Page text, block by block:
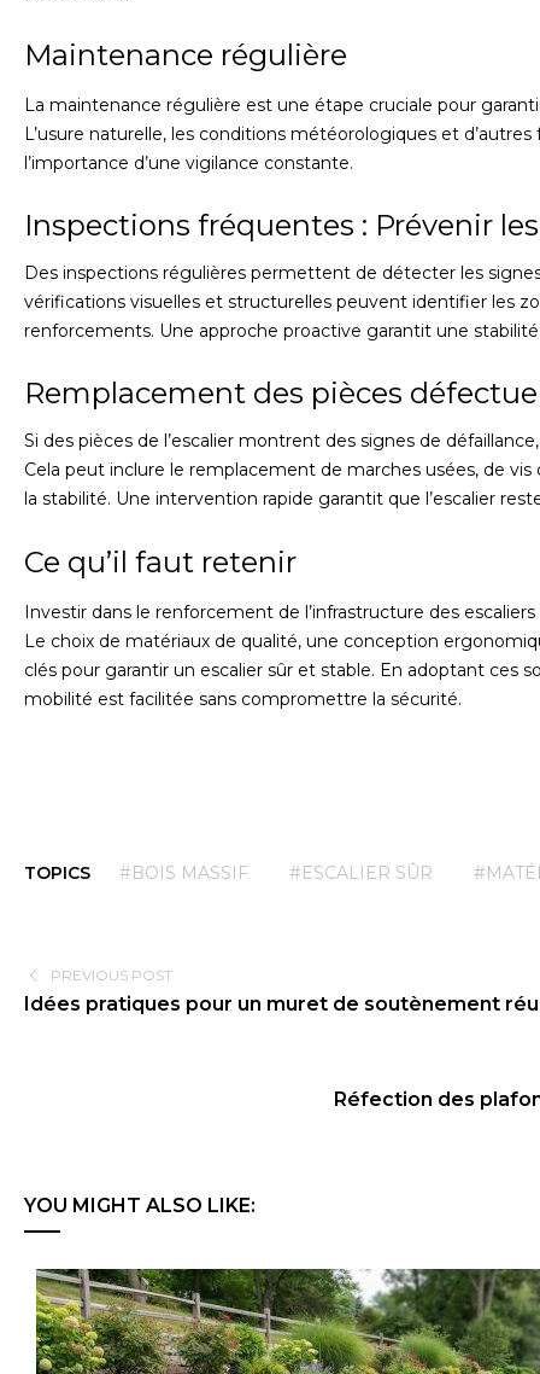
Maintenance régulière
La maintenance régulière est une étape cruciale pour
L’usure naturelle, les conditions météorologiques et
l’importance d’une vigilance constante.
Inspections fréquentes : Prévenir
Des inspections régulières permettent de détecter les
vérifications visuelles et structurelles peuvent identifier les
renforcements. Une approche proactive garantit une
Remplacement des pièces
Si des pièces de l’escalier montrent des signes de
Cela peut inclure le remplacement de marches usées, de
la stabilité. Une intervention rapide garantit que l’escalier
Ce qu’il faut retenir
Investir dans le renforcement de l’infrastructure des
Le choix de matériaux de qualité, une conception
clés pour garantir un escalier sûr et stable. En adoptant ces
mobilité est facilitée sans compromettre la sécurité.
TOPICS #BOIS MASSIF #ESCALIER SÛR
PREVIOUS POST
Idées pratiques pour un muret de soutènement
Réfection des
YOU MIGHT ALSO LIKE: